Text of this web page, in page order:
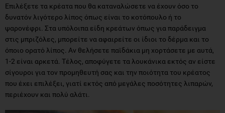
Επιλέξετε τα κρέατα που θα καταναλώσετε να έχουν όσο το
δυνατόν λιγότερο λίπος όπως είναι το κοτόπουλο ή το
ψαρονέφρι. Στα υπόλοιπα είδη κρεάτων όπως για παράδειγμα
στις μπριζόλες, μπορείτε να αφαιρείτε οι ίδιοι το δέρμα και το
όποιο ορατό λίπος. Αν θελήσετε παϊδάκια μη χορτάσετε με αυτά,
1-2 είναι αρκετά. Τέλος, αποφύγετε τα λουκάνικα εκτός αν είστε
σίγουροι για τον προμηθευτή σας και την ποιότητα του κρέατος
που έχει επιλέξει, γιατί εκτός από μεγάλες ποσότητες λιπαρών,
περιέχουν και πολύ αλάτι.